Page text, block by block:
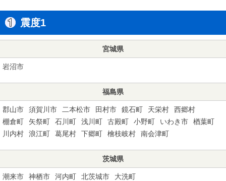
震度1
宮城県
岩沼市
福島県
郡山市 須賀川市 二本松市 田村市 鏡石町 天栄村
西郷村
棚倉町
矢祭町 石川町 浅川町 古殿町 小野町 いわき市
楢葉町
川内村
浪江町 葛尾村 下郷町 檜枝岐村 南会津町
茨城県
潮来市 神栖市 河内町 北茨城市 大洗町